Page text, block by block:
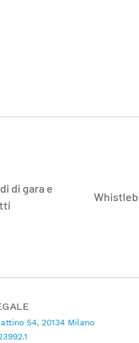
di gara e
54, 20134 Milano